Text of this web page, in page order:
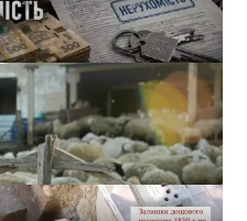
які подарунки
митниці
1